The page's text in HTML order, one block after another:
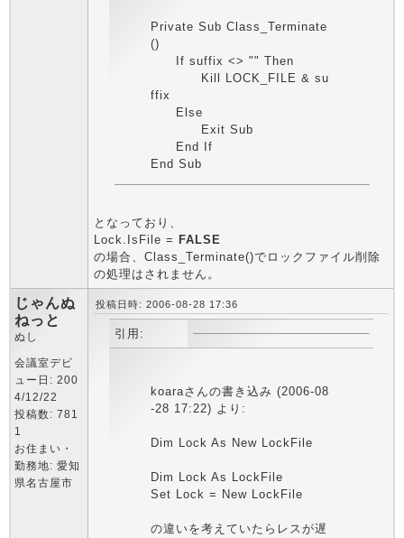
Private Sub Class_Terminate
()
If suffix <> "" Then
Kill LOCK_FILE & su
ffix
Else
Exit Sub
End If
End Sub
となっており、
Lock.IsFile = FALSE
の場合、Class_Terminate()でロックファイル削除
の処理はされません。
じゃんぬ
ねっと
ぬし
会議室デビ
ュー日: 200
4/12/22
投稿数: 781
1
お住まい・
勤務地: 愛知
県名古屋市
投稿日時: 2006-08-28 17:36
引用:
koaraさんの書き込み (2006-08
-28 17:22) より:
Dim Lock As New LockFile
Dim Lock As LockFile
Set Lock = New LockFile
の違いを考えていたらレスが遅